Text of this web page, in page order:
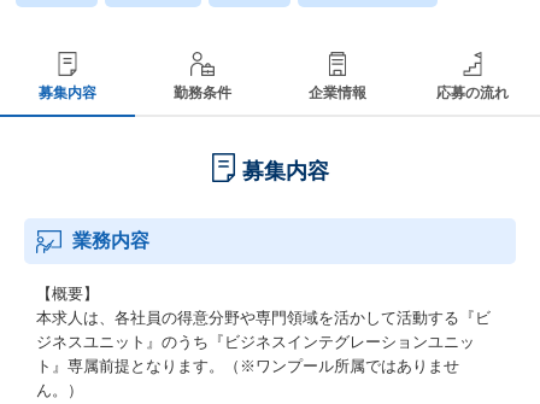
募集内容 勤務条件 企業情報 応募の流れ
募集内容
業務内容
【概要】
本求人は、各社員の得意分野や専門領域を活かして活動する『ビ
ジネスユニット』のうち『ビジネスインテグレーションユニッ
ト』専属前提となります。（※ワンプール所属ではありませ
ん。）